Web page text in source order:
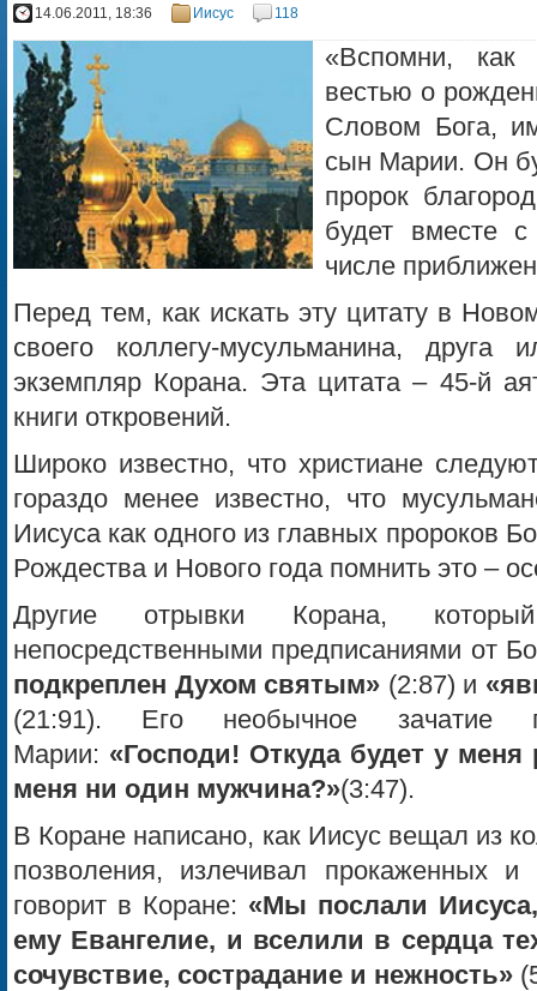
14.06.2011, 18:36 Иисус 118
«Вспомни,
вестью о
Словом Бога,
сын Марии. Он
пророк
будет вместе
числе
Перед тем, как искать эту цитату в
своего коллегу-мусульманина,
экземпляр Корана. Эта цитата – 45-й
книги откровений.
Широко известно, что христиане
гораздо менее известно, что
Иисуса как одного из главных пророков
Рождества и Нового года помнить это –
Другие отрывки Корана,
непосредственными предписаниями от
подкреплен Духом святым» (2:87) и
(21:91). Его необычное зачатие
Марии: «Господи! Откуда будет у меня
меня ни один мужчина?»(3:47).
В Коране написано, как Иисус вещал из
позволения, излечивал прокаженных
говорит в Коране: «Мы послали
ему Евангелие, и вселили в сердца
сочувствие, сострадание и нежность»